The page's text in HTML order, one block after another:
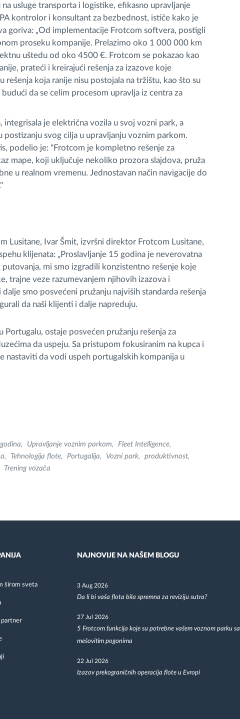
usluge transporta i logistike, efikasno upravljanje
kontrolor i konsultant za bezbednost, ističe kako je
goriva: „Od implementacije Frotcom softvera, postigli
proseku kompanije. Prelazimo oko 1 000 000 km
uštedu od oko 4500 €. Frotcom se pokazao kao
prateći i kreirajući rešenja za izazove koje
rešenja koja ranije nisu postojala na tržištu, kao što su
da se celim procesom upravlja iz centra za
integrisala je električna vozila u svoj vozni park, a
svog cilja u upravljanju voznim parkom.
podelio je: "Frotcom je kompletno rešenje za
mape, koji uključuje nekoliko prozora slajdova, pruža
u realnom vremenu. Jednostavan način navigacije do
Lusitane, Ivar Šmit, izvršni direktor Frotcom Lusitane,
klijenata: „Proslavljanje 15 godina je neverovatna
mi smo izgradili konzistentno rešenje koje
trajne veze razumevanjem njihovih izazova i
smo posvećeni pružanju najviših standarda rešenja
da naši klijenti i dalje napreduju.
ostaje posvećen pružanju rešenja za
da uspeju. Sa pristupom fokusiranim na kupca i
nastaviti da vodi uspeh portugalskih kompanija u
Upravljanje voznim parkom
Fleet Intelligence
Tehnologija flote Portugalija Vozni park
produktivnost
Trening vozača
širom sveta
partner
NAJNOVIJE NA NAŠEM BLOGU
3 Aug 2026
Da li bi vaša flota bila spremna za reviziju sutra?
27 Jul 2026
5 Frotcom funkcija koje su potrebne vašem voznom parku sa
mešovitim pogonima
22 Jul 2026
Izazov prekograničnih operacija flote u Evropi